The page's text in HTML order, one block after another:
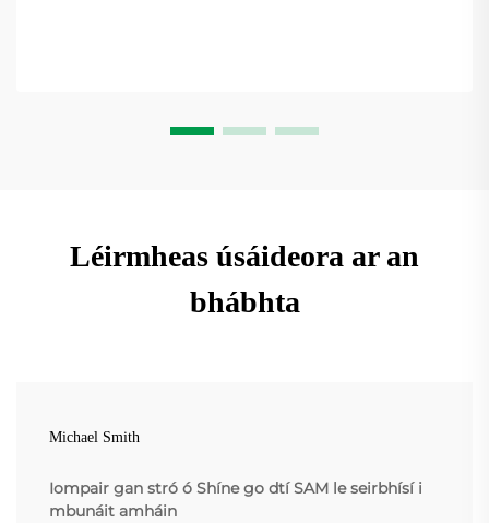
Léirmheas úsáideora ar an
bhábhta
Michael Smith
Iompair gan stró ó Shíne go dtí SAM le seirbhísí i
mbunáit amháin